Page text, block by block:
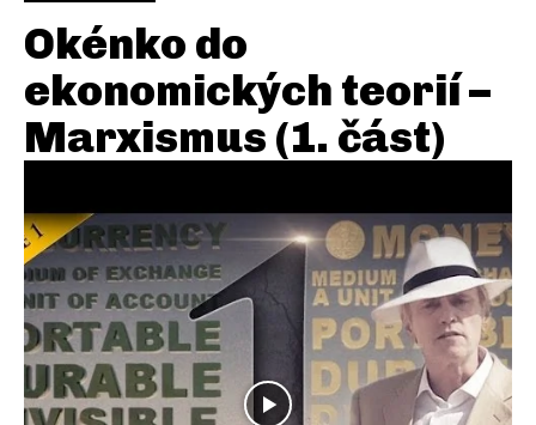
Okénko do
ekonomických teorií –
Marxismus (1. část)